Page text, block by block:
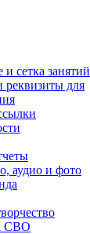
и сетка занятий
реквизиты для
аудио и фото
СВО